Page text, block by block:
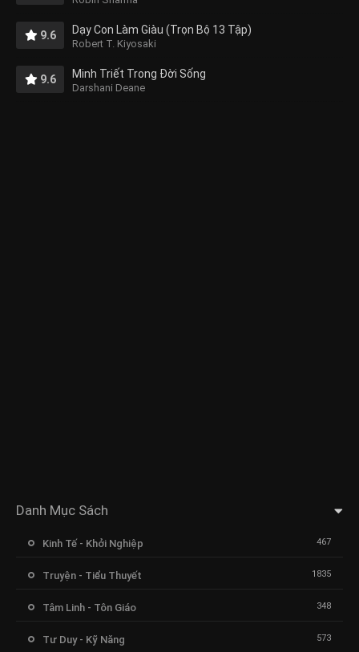
9.6 Dạy Con Làm Giàu (Trọn Bộ 13 Tập)
Robert T. Kiyosaki
9.6 Minh Triết Trong Đời Sống
Darshani Deane
Danh Mục Sách
Kinh Tế - Khởi Nghiệp 467
Truyện - Tiểu Thuyết 1835
Tâm Linh - Tôn Giáo 348
Tư Duy - Kỹ Năng 573